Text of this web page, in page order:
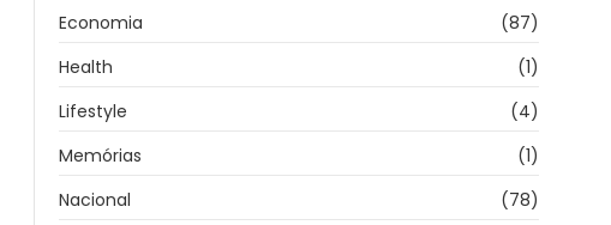
Economia
(87)
Health
(1)
Lifestyle
(4)
Memórias
(1)
Nacional
(78)